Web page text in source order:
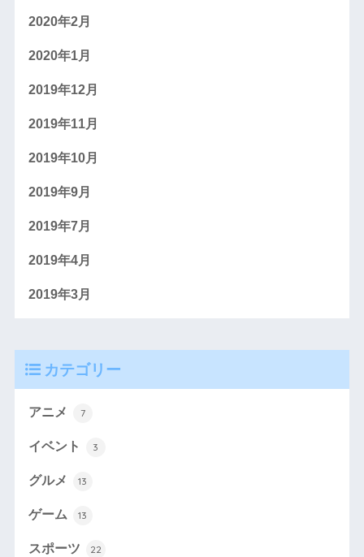
2020年2月
2020年1月
2019年12月
2019年11月
2019年10月
2019年9月
2019年7月
2019年4月
2019年3月
カテゴリー
アニメ 7
イベント 3
グルメ 13
ゲーム 13
スポーツ 22